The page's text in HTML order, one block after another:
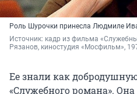
Роль Шурочки принесла Людмиле
Источник: кадр из фильма
Рязанов, киностудия «Мосфильм»,
Ее знали как
«Служебного романа».